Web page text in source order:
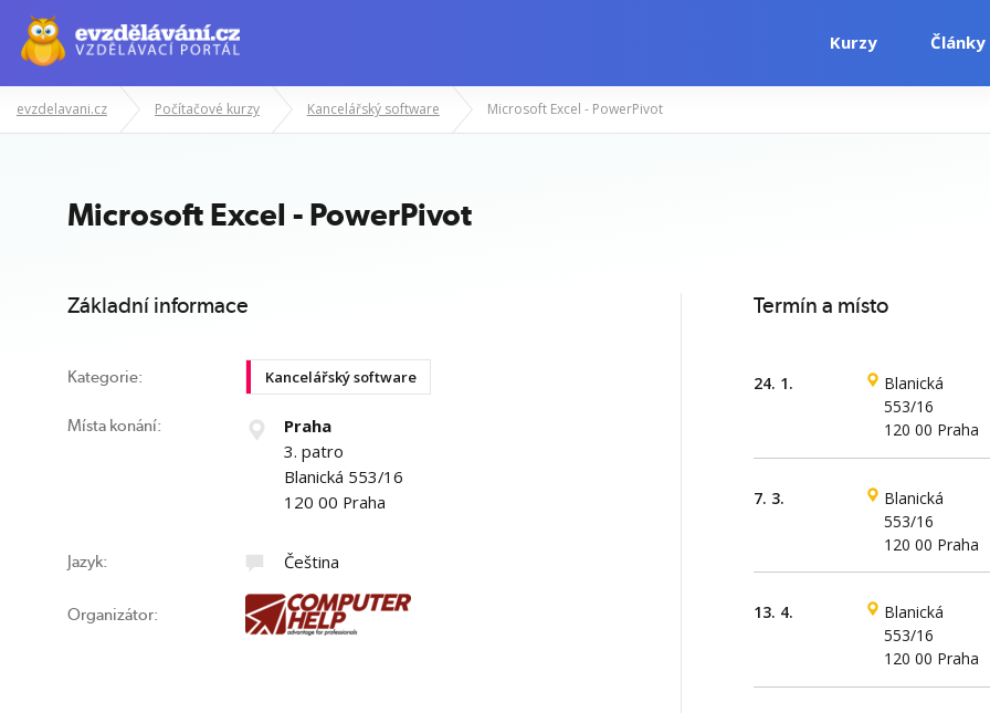
Kurzy Články
Manažerské kurzy Odborné znalosti Počítačové kurzy
evzdelavani.cz Počítačové kurzy Kancelářský software Microsoft Excel - PowerPivot
Microsoft Excel - PowerPivot
Základní informace
Kategorie: Kancelářský software
Místa konání:
Praha
3. patro
Blanická 553/16
120 00 Praha
Jazyk: Čeština
Organizátor:
Termín a místo
24. 1.
Blanická
553/16
120 00 Praha
7. 3.
Blanická
553/16
120 00 Praha
13. 4.
Blanická
553/16
120 00 Praha